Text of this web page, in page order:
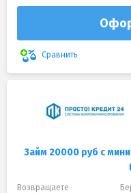
Сравнить
Займ 20000 руб с
Возвращаете